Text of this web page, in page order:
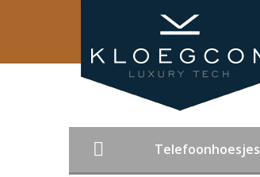
Telefoonhoesjes